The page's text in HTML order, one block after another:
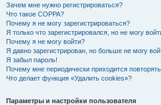
Зачем мне нужно регистрироваться?
Что такое COPPA?
Почему я не могу зарегистрироваться?
Я только что зарегистрировался, но не могу
Почему я не могу войти?
Я давно зарегистрирован, но больше не могу
Я забыл пароль!
Почему мне периодически приходится
Что делает функция «Удалить cookies»?
Параметры и настройки пользователя